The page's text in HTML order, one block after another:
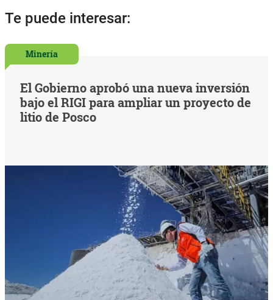
Te puede interesar:
Minería
El Gobierno aprobó una nueva inversión
bajo el RIGI para ampliar un proyecto de
litio de Posco